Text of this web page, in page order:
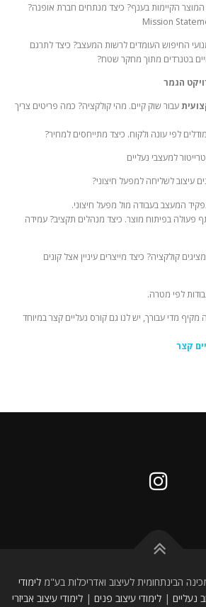
הקיימות בענף? כיצד מנתחים חברת אופנה?
החיפוש העומדים לרשות המעצב? כיצד לתרגם
בטנרדים מתוך מחקר שטח?
הגמר
עבור שוק קיים. מהי קולקציה? כמה פריטים צריך
לפי עונה ולקוח. כיצד מתייחסים למחיר?
למעצבי נעליים
עיצוב לשליחה למפעל חיצוני?
המעצב בעבודה מול מפעל חיצוני.
פעולה בפיתוח מוצר. כיצד מנהלים תקציב? עמידה
קולקציה? כיצד מייצרים עיניין אצל קונים
לפי מטרה.
מדי עבורך, יש לנו גם קורס נעליים קצר במיוחד
קצר
לימודי
נעליים | לימודי עיצוב פנים | לימודי עיצוב אביזרי